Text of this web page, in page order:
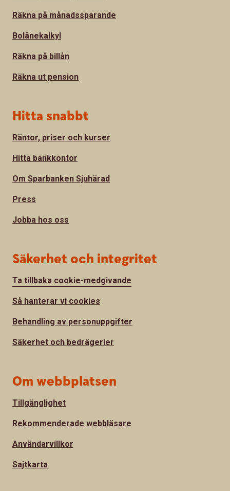
Räkna på månadssparande
Bolånekalkyl
Räkna på billån
Räkna ut pension
Hitta snabbt
Räntor, priser och kurser
Hitta bankkontor
Om Sparbanken Sjuhärad
Press
Jobba hos oss
Säkerhet och integritet
Ta tillbaka cookie-medgivande
Så hanterar vi cookies
Behandling av personuppgifter
Säkerhet och bedrägerier
Om webbplatsen
Tillgänglighet
Rekommenderade webbläsare
Användarvillkor
Sajtkarta